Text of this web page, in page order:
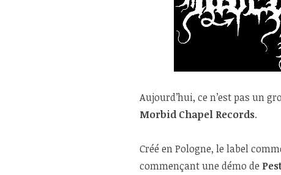
Aujourd’hui, ce n’est pas un
Morbid Chapel Records.
Créé en Pologne, le label
commençant une démo de